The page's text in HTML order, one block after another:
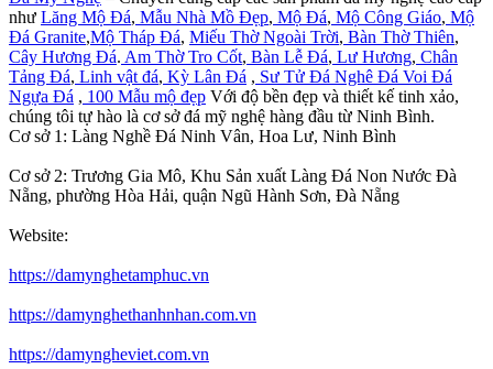
như Lăng Mộ Đá, Mẫu Nhà Mồ Đẹp, Mộ Đá, Mộ Công Giáo, Mộ
Đá Granite,Mộ Tháp Đá, Miếu Thờ Ngoài Trời, Bàn Thờ Thiên,
Cây Hương Đá. Am Thờ Tro Cốt, Bàn Lễ Đá, Lư Hương, Chân
Tảng Đá, Linh vật đá, Kỳ Lân Đá , Sư Tử Đá Nghê Đá Voi Đá
Ngựa Đá , 100 Mẫu mộ đẹp Với độ bền đẹp và thiết kế tinh xảo,
chúng tôi tự hào là cơ sở đá mỹ nghệ hàng đầu từ Ninh Bình.
Cơ sở 1: Làng Nghề Đá Ninh Vân, Hoa Lư, Ninh Bình
Cơ sở 2: Trương Gia Mô, Khu Sản xuất Làng Đá Non Nước Đà
Nẵng, phường Hòa Hải, quận Ngũ Hành Sơn, Đà Nẵng
Website:
https://damynghetamphuc.vn
https://damynghethanhnhan.com.vn
https://damyngheviet.com.vn